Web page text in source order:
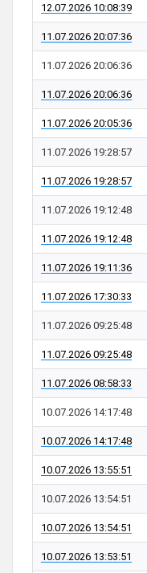
12.07.2026 10:08:39
11.07.2026 20:07:36
11.07.2026 20:06:36
11.07.2026 20:06:36
11.07.2026 20:05:36
11.07.2026 19:28:57
11.07.2026 19:28:57
11.07.2026 19:12:48
11.07.2026 19:12:48
11.07.2026 19:11:36
11.07.2026 17:30:33
11.07.2026 09:25:48
11.07.2026 09:25:48
11.07.2026 08:58:33
10.07.2026 14:17:48
10.07.2026 14:17:48
10.07.2026 13:55:51
10.07.2026 13:54:51
10.07.2026 13:54:51
10.07.2026 13:53:51